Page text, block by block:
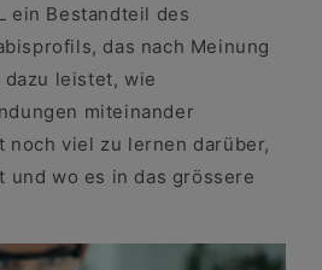
ein Bestandteil des
das nach Meinung
leistet, wie
miteinander
noch viel zu lernen darüber,
und wo es in das grössere